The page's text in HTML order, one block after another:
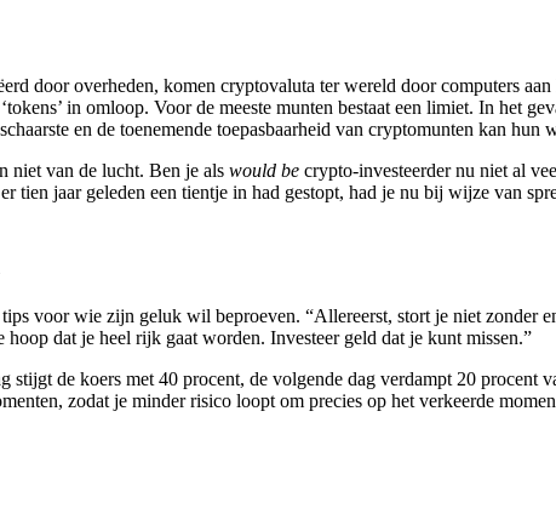
door overheden, komen cryptovaluta ter wereld door computers
in omloop. Voor de meeste munten bestaat een limiet. In het
en de toenemende toepasbaarheid van cryptomunten kan hun
niet van de lucht. Ben je als would be crypto-investeerder nu niet al
tien jaar geleden een tientje in had gestopt, had je nu bij wijze van
voor wie zijn geluk wil beproeven. “Allereerst, stort je niet
dat je heel rijk gaat worden. Investeer geld dat je kunt missen.”
de koers met 40 procent, de volgende dag verdampt 20 procent
zodat je minder risico loopt om precies op het verkeerde